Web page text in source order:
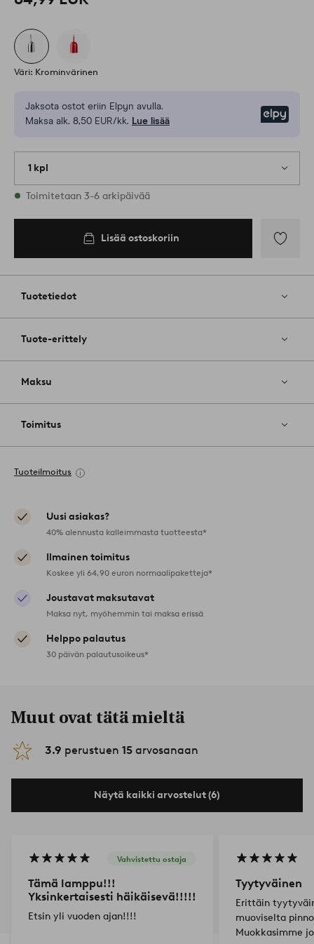
Väri: Krominvärinen
Jaksota ostot eriin Elpyn avulla.
Maksa alk. 8,50 EUR/kk. Lue lisää
1 kpl
Varastossa
Toimitetaan 3-6 arkipäivää
Lisää ostoskoriin
Tuotetiedot
Tuote-erittely
Maksu
Toimitus
Tuoteilmoitus
Uusi asiakas?
40% alennusta kalleimmasta tuotteesta*
Ilmainen toimitus
Koskee yli 64,90 euron normaalipaketteja*
Joustavat maksutavat
Maksa nyt, myöhemmin tai maksa erissä
Helppo palautus
30 päivän palautusoikeus*
Muut ovat tätä mieltä
3.9 perustuen 15 arvosanaan
Näytä kaikki arvostelut (6)
Vahvistettu ostaja
Tämä lamppu!!!
Yksinkertaisesti häikäisevä!!!!!
Etsin yli vuoden ajan!!!!
Tyytyväinen
Erittäin
muoviselta
Muokkasimme